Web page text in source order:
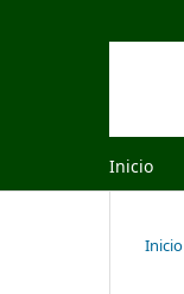
Inicio
Inicio